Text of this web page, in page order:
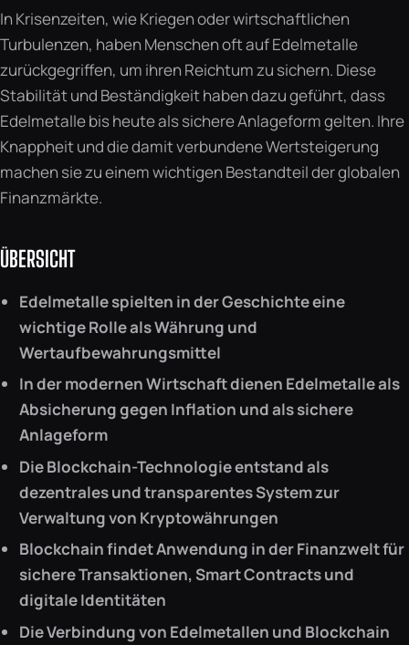
In Krisenzeiten, wie Kriegen oder wirtschaftlichen
Turbulenzen, haben Menschen oft auf Edelmetalle
zurückgegriffen, um ihren Reichtum zu sichern. Diese
Stabilität und Beständigkeit haben dazu geführt, dass
Edelmetalle bis heute als sichere Anlageform gelten. Ihre
Knappheit und die damit verbundene Wertsteigerung
machen sie zu einem wichtigen Bestandteil der globalen
Finanzmärkte.
ÜBERSICHT
Edelmetalle spielten in der Geschichte eine
wichtige Rolle als Währung und
Wertaufbewahrungsmittel
In der modernen Wirtschaft dienen Edelmetalle als
Absicherung gegen Inflation und als sichere
Anlageform
Die Blockchain-Technologie entstand als
dezentrales und transparentes System zur
Verwaltung von Kryptowährungen
Blockchain findet Anwendung in der Finanzwelt für
sichere Transaktionen, Smart Contracts und
digitale Identitäten
Die Verbindung von Edelmetallen und Blockchain